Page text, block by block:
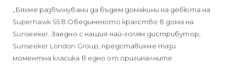
„Бяхме развълнувани да бъдем домакини на дебюта на
Superhawk 55 в Обединеното кралство в дома на
Sunseeker. Заедно с нашия най-голям дистрибутор,
Sunseeker London Group, представихме тази
моментна класика в едно от оригиналните